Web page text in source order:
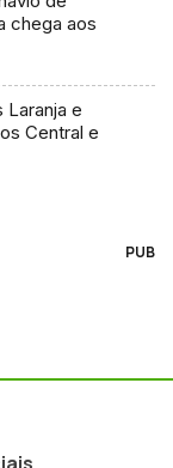
chega aos
Laranja e
Central e
PUB